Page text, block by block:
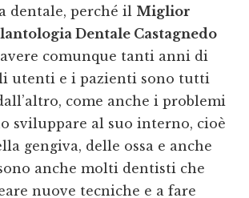
dentale, perché il Miglior
Dentale Castagnedo
comunque tanti anni di
utenti e i pazienti sono tutti
come anche i problemi
sviluppare al suo interno, cioè
gengiva, delle ossa e anche
anche molti dentisti che
nuove tecniche e a fare